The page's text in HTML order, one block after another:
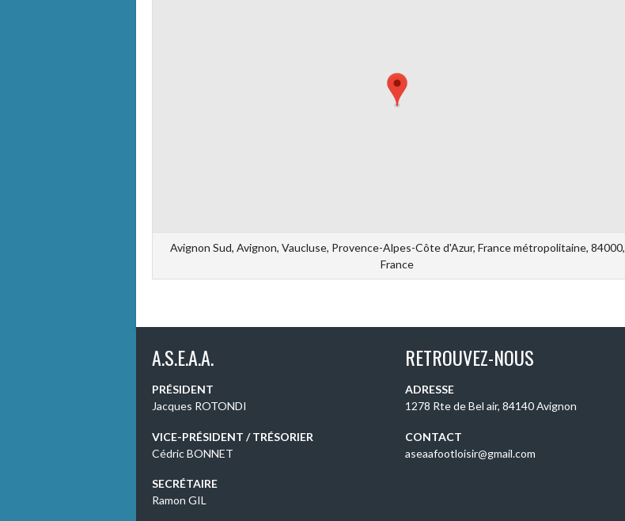
Avignon Sud, Avignon, Vaucluse, Provence-Alpes-Côte d'Azur, France métropolitaine, 84000,
France
A.S.E.A.A.
PRÉSIDENT
Jacques ROTONDI
VICE-PRÉSIDENT / TRÉSORIER
Cédric BONNET
SECRÉTAIRE
Ramon GIL
RETROUVEZ-NOUS
ADRESSE
1278 Rte de Bel air, 84140 Avignon
CONTACT
aseaafootloisir@gmail.com